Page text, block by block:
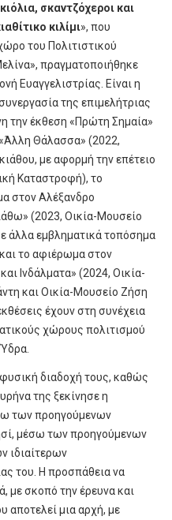
σκαντζόχεροι και
κιλίμι», που
του Πολιτιστικού
πραγματοποιήθηκε
Ευαγγελιστρίας. Είναι η
της επιμελήτριας
την έκθεση «Πρώτη Σημαία»
Θάλασσα» (2022,
με αφορμή την επέτειο
Καταστροφή), το
στον Αλέξανδρο
(2023, Οικία-Μουσείο
άλλα εμβληματικά τοπόσημα
το αφιέρωμα στον
Ινδάλματα» (2024, Οικία-
και Οικία-Μουσείο Ζήση
έχουν στη συνέχεια
χώρους πολιτισμού
διαδοχή τους, καθώς
της ξεκίνησε η
των προηγούμενων
μέσω των προηγούμενων
ιδιαίτερων
του. Η προσπάθεια να
με σκοπό την έρευνα και
αποτελεί μια αρχή, με